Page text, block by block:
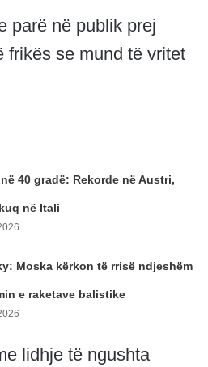
parë në publik prej
frikës se mund të vritet
40 gradë: Rekorde në Austri,
në Itali
Moska kërkon të rrisë ndjeshëm
e raketave balistike
lidhje të ngushta